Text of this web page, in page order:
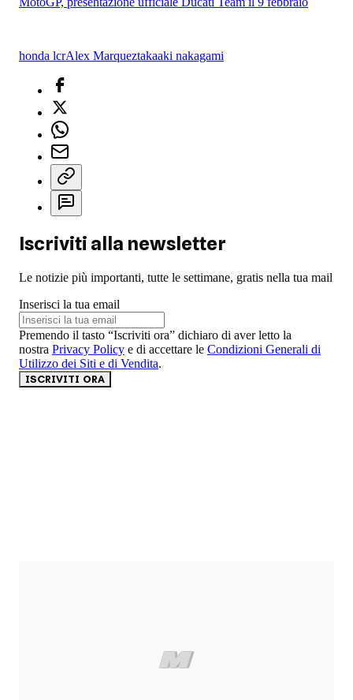
honda lcrAlex Marqueztakaaki nakagami
Iscriviti alla newsletter
Le notizie più importanti, tutte le settimane, gratis nella tua mail
Inserisci la tua email
Premendo il tasto “Iscriviti ora” dichiaro di aver letto la
nostra Privacy Policy e di accettare le Condizioni Generali di
Utilizzo dei Siti e di Vendita.
ISCRIVITI ORA